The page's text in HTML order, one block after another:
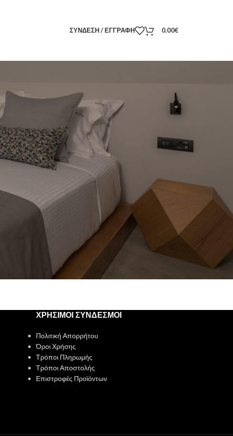
ΣΥΝΔΕΣΗ / ΕΓΓΡΑΦΗ 0.00€
ΧΡΗΣΙΜΟΙ ΣΥΝΔΕΣΜΟΙ
Πολιτική Απορρήτου
Όροι Χρήσης
Τρόποι Πληρωμής
Τρόποι Αποστολής
Επιστροφές Προϊόντων